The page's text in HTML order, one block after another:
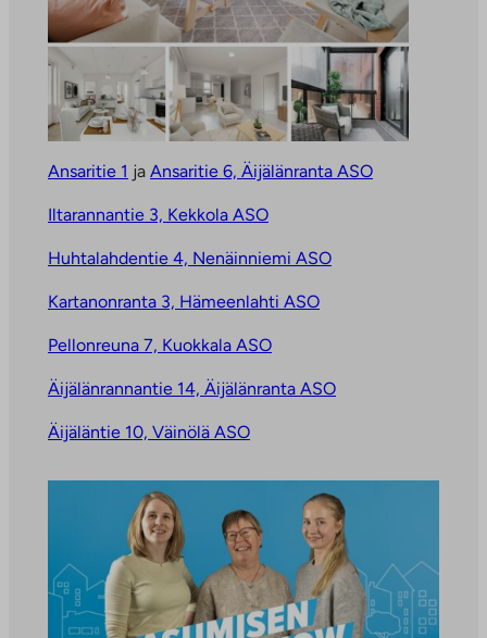
Ansaritie 1 ja Ansaritie 6, Äijälänranta ASO
Iltarannantie 3, Kekkola ASO
Huhtalahdentie 4, Nenäinniemi ASO
Kartanonranta 3, Hämeenlahti ASO
Pellonreuna 7, Kuokkala ASO
Äijälänrannantie 14, Äijälänranta ASO
Äijäläntie 10, Väinölä ASO